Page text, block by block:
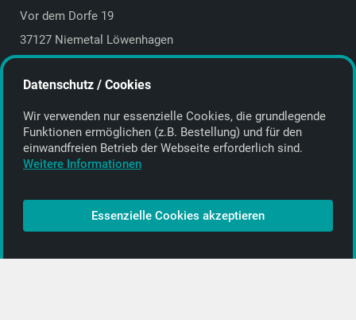
Vor dem Dorfe 19
37127 Niemetal Löwenhagen
E-Mail:info@getyourmusic.de
Alle Informationen
Kontakt
CD-Anbieter werden
CD-Anbieter-Login
Datenschutz / Cookies
Wir verwenden nur essenzielle Cookies, die grund­legende
Funktionen ermöglichen (z.B. Bestellung) und für den
einwand­freien Betrieb der Webseite erforderlich sind.
Weitere Informationen
Essenzielle Cookies akzeptieren